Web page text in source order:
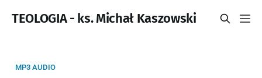
TEOLOGIA - ks. Michał Kaszowski
MP3 AUDIO